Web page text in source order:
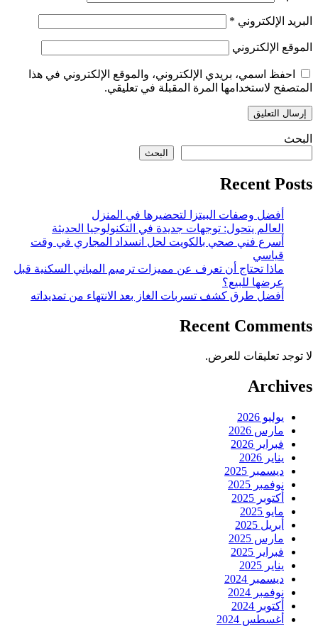
البريد الإلكتروني *
الموقع الإلكتروني
احفظ اسمي، بريدي الإلكتروني، والموقع الإلكتروني في هذا
المتصفح لاستخدامها المرة المقبلة في تعليقي.
البحث
البحث
Recent Posts
أفضل وصفات البيتزا لتحضيرها في المنزل
العالم يتحول: توجهات جديدة في التكنولوجيا الحديثة
أسرع فني صحي بالكويت لحل انسداد المجاري في وقت
قياسي
ماذا تحتاج أن تعرف عن مميزات ترميم المباني السكنية قبل
عرضها للبيع؟
أفضل طرق كشف تسربات الغاز بعد الانتهاء من تمديداته
Recent Comments
لا توجد تعليقات للعرض.
Archives
يوليو 2026
مارس 2026
فبراير 2026
يناير 2026
ديسمبر 2025
نوفمبر 2025
أكتوبر 2025
مايو 2025
أبريل 2025
مارس 2025
فبراير 2025
يناير 2025
ديسمبر 2024
نوفمبر 2024
أكتوبر 2024
أغسطس 2024